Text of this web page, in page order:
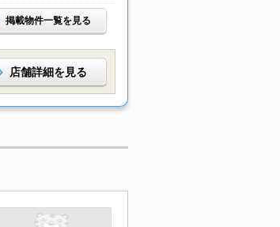
掲載物件一覧を見る
店舗詳細を見る